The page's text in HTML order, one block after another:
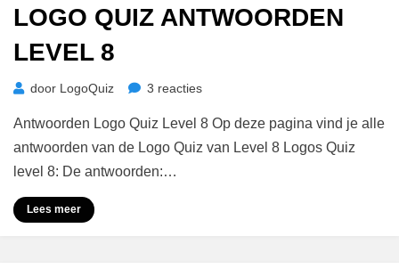
LOGO QUIZ ANTWOORDEN
LEVEL 8
door LogoQuiz 3 reactiesop
Quiz
Antwoorden
Antwoorden Logo Quiz Level 8 Op deze pagina vind je alle
antwoorden van de Logo Quiz van Level 8 Logos Quiz
level 8: De antwoorden:…
Lees meer